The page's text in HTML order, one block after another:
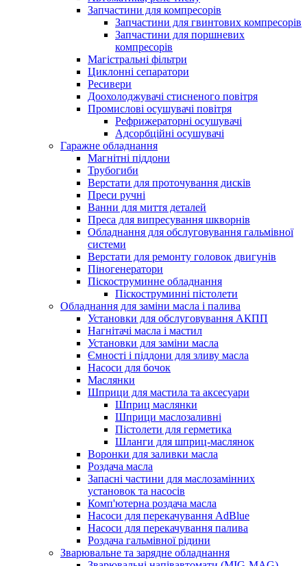
Запчастини для компресорів
Запчастини для гвинтових компресорів
Запчастини для поршневих
компресорів
Магістральні фільтри
Циклонні сепаратори
Ресивери
Доохолоджувачі стисненого повітря
Промислові осушувачі повітря
Рефрижераторні осушувачі
Адсорбційні осушувачі
Гаражне обладнання
Магнітні піддони
Трубогиби
Верстати для проточування дисків
Преси ручні
Ванни для миття деталей
Преса для випресування шкворнів
Обладнання для обслуговування гальмівної
системи
Верстати для ремонту головок двигунів
Піногенератори
Піскоструминне обладнання
Піскоструминні пістолети
Обладнання для заміни масла і палива
Установки для обслуговування АКПП
Нагнітачі масла і мастил
Установки для заміни масла
Ємності і піддони для зливу масла
Насоси для бочок
Маслянки
Шприци для мастила та аксесуари
Шприц маслянки
Шприци маслозаливні
Пістолети для герметика
Шланги для шприц-маслянок
Воронки для заливки масла
Роздача масла
Запасні частини для маслозамінних
установок та насосів
Комп'ютерна роздача масла
Насоси для перекачування AdBlue
Насоси для перекачування палива
Роздача гальмівної рідини
Зварювальне та зарядне обладнання